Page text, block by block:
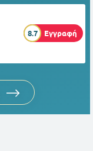
8.7 Εγγραφή